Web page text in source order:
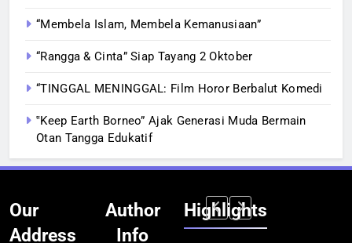
“Membela Islam, Membela Kemanusiaan”
“Rangga & Cinta” Siap Tayang 2 Oktober
“TINGGAL MENINGGAL: Film Horor Berbalut Komedi
‟Keep Earth Borneo” Ajak Generasi Muda Bermain
Otan Tangga Edukatif
Our
Address
Author
Info
Highlights
BERITA